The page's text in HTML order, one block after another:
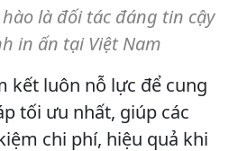
là đối tác đáng tin cậy
in ấn tại Việt Nam
kết luôn nỗ lực để cung
tối ưu nhất, giúp các
chi phí, hiệu quả khi